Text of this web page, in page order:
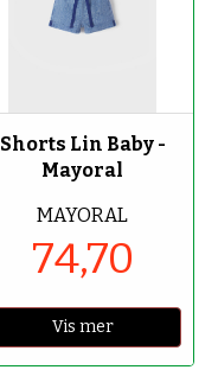
Shorts Lin Baby -
Mayoral
MAYORAL
74,70
Vis mer